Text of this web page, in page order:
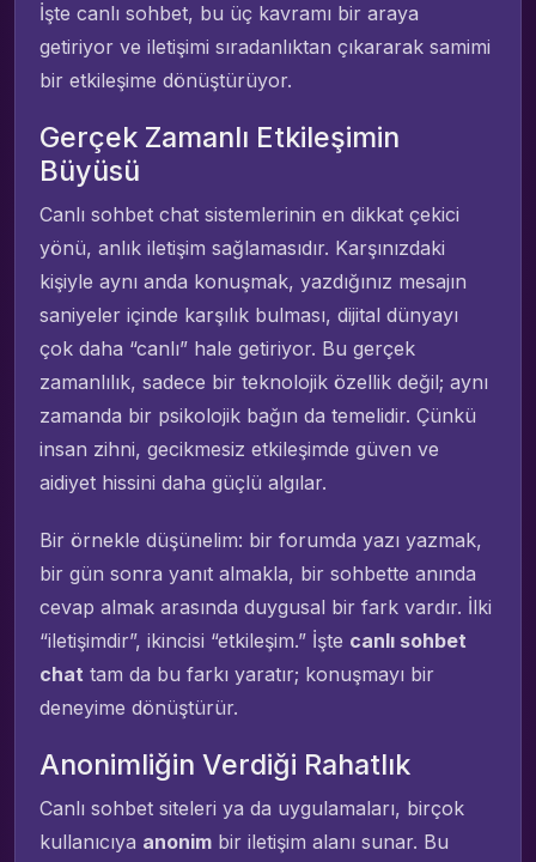
İşte canlı sohbet, bu üç kavramı bir araya
getiriyor ve iletişimi sıradanlıktan çıkararak samimi
bir etkileşime dönüştürüyor.
Gerçek Zamanlı Etkileşimin
Büyüsü
Canlı sohbet chat sistemlerinin en dikkat çekici
yönü, anlık iletişim sağlamasıdır. Karşınızdaki
kişiyle aynı anda konuşmak, yazdığınız mesajın
saniyeler içinde karşılık bulması, dijital dünyayı
çok daha “canlı” hale getiriyor. Bu gerçek
zamanlılık, sadece bir teknolojik özellik değil; aynı
zamanda bir psikolojik bağın da temelidir. Çünkü
insan zihni, gecikmesiz etkileşimde güven ve
aidiyet hissini daha güçlü algılar.
Bir örnekle düşünelim: bir forumda yazı yazmak,
bir gün sonra yanıt almakla, bir sohbette anında
cevap almak arasında duygusal bir fark vardır. İlki
“iletişimdir”, ikincisi “etkileşim.” İşte canlı sohbet
chat tam da bu farkı yaratır; konuşmayı bir
deneyime dönüştürür.
Anonimliğin Verdiği Rahatlık
Canlı sohbet siteleri ya da uygulamaları, birçok
kullanıcıya anonim bir iletişim alanı sunar. Bu